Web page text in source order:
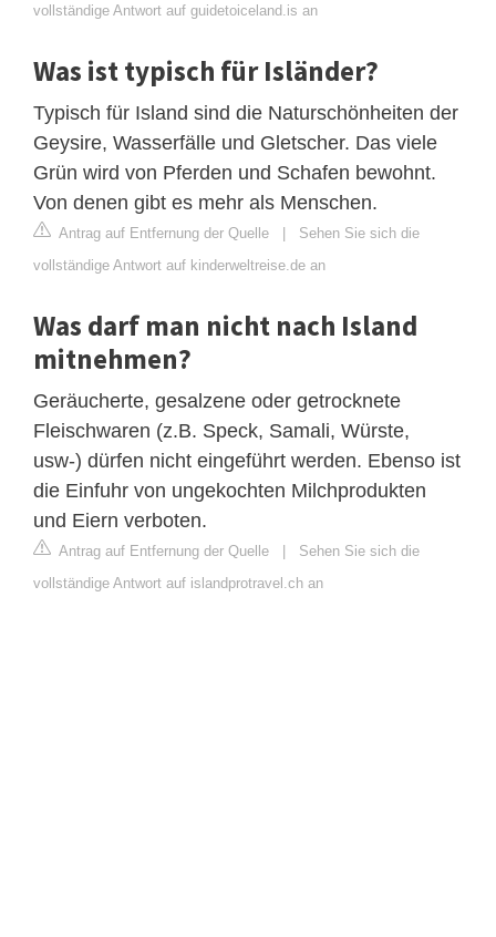
vollständige Antwort auf guidetoiceland.is an
Was ist typisch für Isländer?
Typisch für Island sind die Naturschönheiten der
Geysire, Wasserfälle und Gletscher. Das viele
Grün wird von Pferden und Schafen bewohnt.
Von denen gibt es mehr als Menschen.
Antrag auf Entfernung der Quelle | Sehen Sie sich die
vollständige Antwort auf kinderweltreise.de an
Was darf man nicht nach Island
mitnehmen?
Geräucherte, gesalzene oder getrocknete
Fleischwaren (z.B. Speck, Samali, Würste,
usw-) dürfen nicht eingeführt werden. Ebenso ist
die Einfuhr von ungekochten Milchprodukten
und Eiern verboten.
Antrag auf Entfernung der Quelle | Sehen Sie sich die
vollständige Antwort auf islandprotravel.ch an